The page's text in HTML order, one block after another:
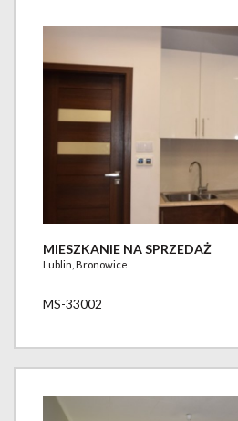
MIESZKANIE NA SPRZEDAŻ
Lublin, Bronowice
MS-33002